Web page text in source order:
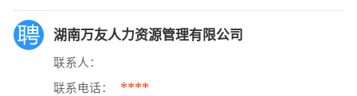
湖南万友人力资源管理有限公司
联系人：
联系电话： ****